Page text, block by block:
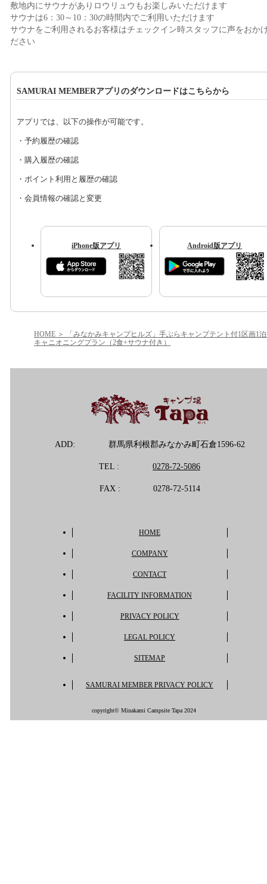
敷地内にサウナがありロウリュウもお楽しみいただけます
サウナは6：30～10：30の時間内でご利用いただけます
サウナをご利用されるお客様はチェックイン時スタッフに声をおか
ださい
SAMURAI MEMBERアプリのダウンロードはこちらから
アプリでは、以下の操作が可能です。
・予約履歴の確認
・購入履歴の確認
・ポイント利用と履歴の確認
・会員情報の確認と変更
iPhone版アプリ Android版アプリ
HOME
「みなかみキャンプヒルズ」手ぶらキャンプテント付1区画1
キャニオニングプラン（2食+サウナ付き）
ADD: 群馬県利根郡みなかみ町石倉1596-62
TEL : 0278-72-5086
FAX : 0278-72-5114
HOME
COMPANY
CONTACT
FACILITY INFORMATION
PRIVACY POLICY
LEGAL POLICY
SITEMAP
SAMURAI MEMBER PRIVACY POLICY
copyright© Minakami Campsite Tapa 2024